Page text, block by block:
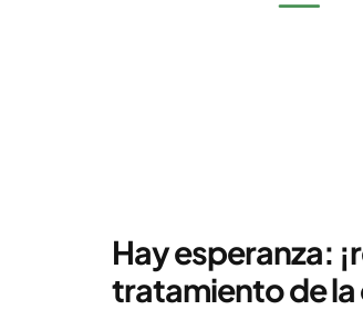
Hay esperanza:
tratamiento de